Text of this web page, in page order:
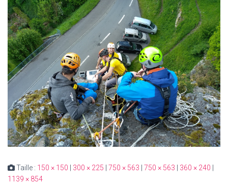
Taille : 150 × 150 300 × 225 750 × 563 750 × 563 360 × 240
1139 × 854